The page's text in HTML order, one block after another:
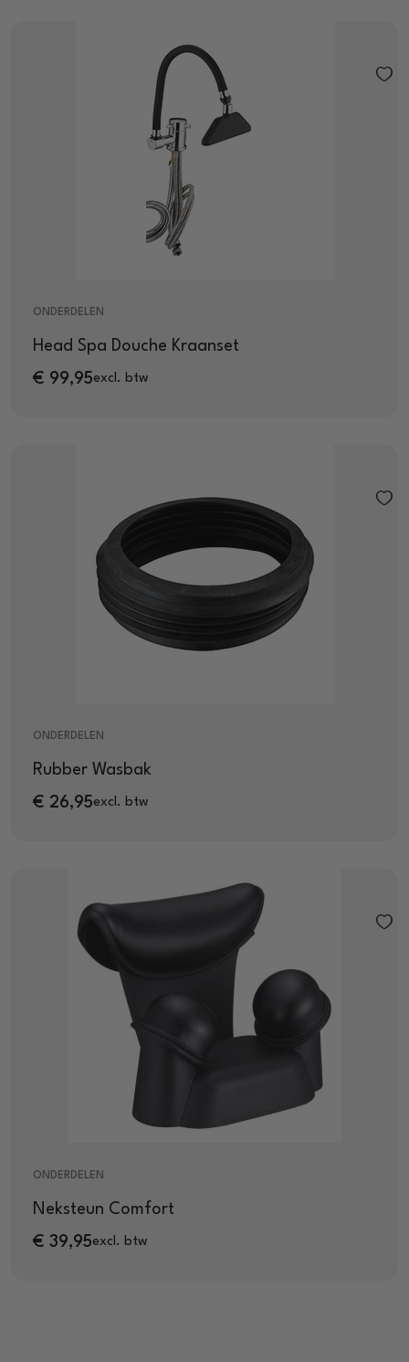
ONDERDELEN
Head Spa Douche Kraanset
€ 99,95excl. btw
ONDERDELEN
Rubber Wasbak
€ 26,95excl. btw
ONDERDELEN
Neksteun Comfort
€ 39,95excl. btw